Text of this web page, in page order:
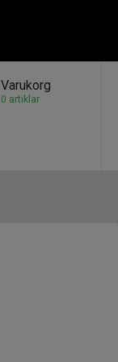
Varukorg
0 artiklar